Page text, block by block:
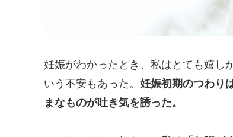
妊娠がわかったとき、私はとても嬉し
いう不安もあった。 妊娠初期のつわり
まなものが吐き気を誘った。